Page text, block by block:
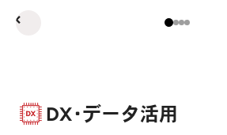
DX・データ活用